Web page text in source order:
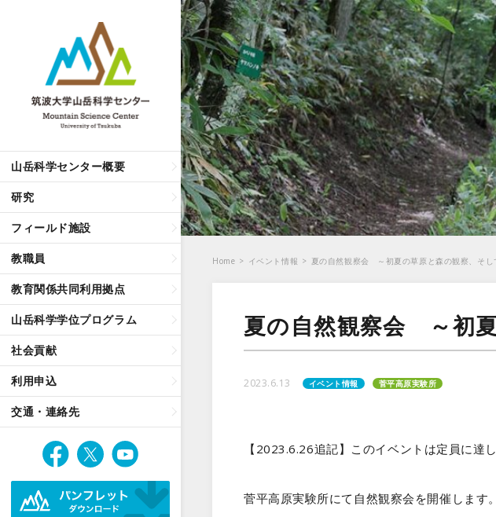
山岳科学センター概要
研究
フィールド施設
教職員
教育関係共同利用拠点
山岳科学学位プログラム
社会貢献
利用申込
交通・連絡先
Home > イベント情報 > 夏の自然観察会 ～初夏の草原と森の観察、そし
夏の自然観察会 ～初
2023.6.13 イベント情報 菅平高原実験所
【2023.6.26追記】このイベントは定員に達
菅平高原実験所にて自然観察会を開催します